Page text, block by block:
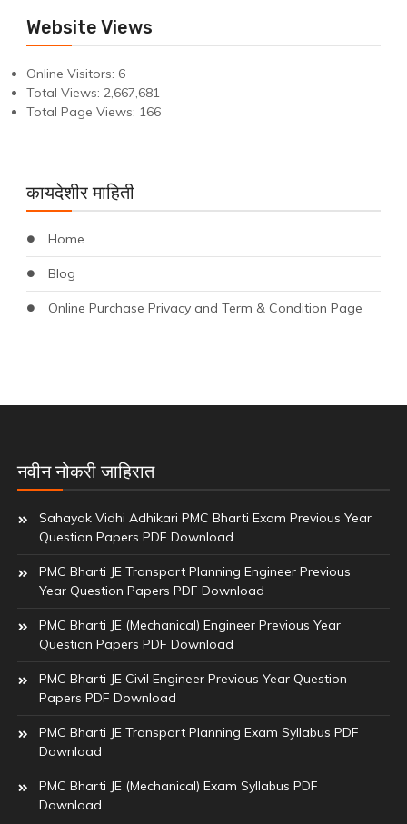
Website Views
Online Visitors: 6
Total Views: 2,667,681
Total Page Views: 166
कायदेशीर माहिती
Home
Blog
Online Purchase Privacy and Term & Condition Page
नवीन नोकरी जाहिरात
Sahayak Vidhi Adhikari PMC Bharti Exam Previous Year
Question Papers PDF Download
PMC Bharti JE Transport Planning Engineer Previous
Year Question Papers PDF Download
PMC Bharti JE (Mechanical) Engineer Previous Year
Question Papers PDF Download
PMC Bharti JE Civil Engineer Previous Year Question
Papers PDF Download
PMC Bharti JE Transport Planning Exam Syllabus PDF
Download
PMC Bharti JE (Mechanical) Exam Syllabus PDF
Download